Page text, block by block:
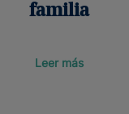
familia
Leer más